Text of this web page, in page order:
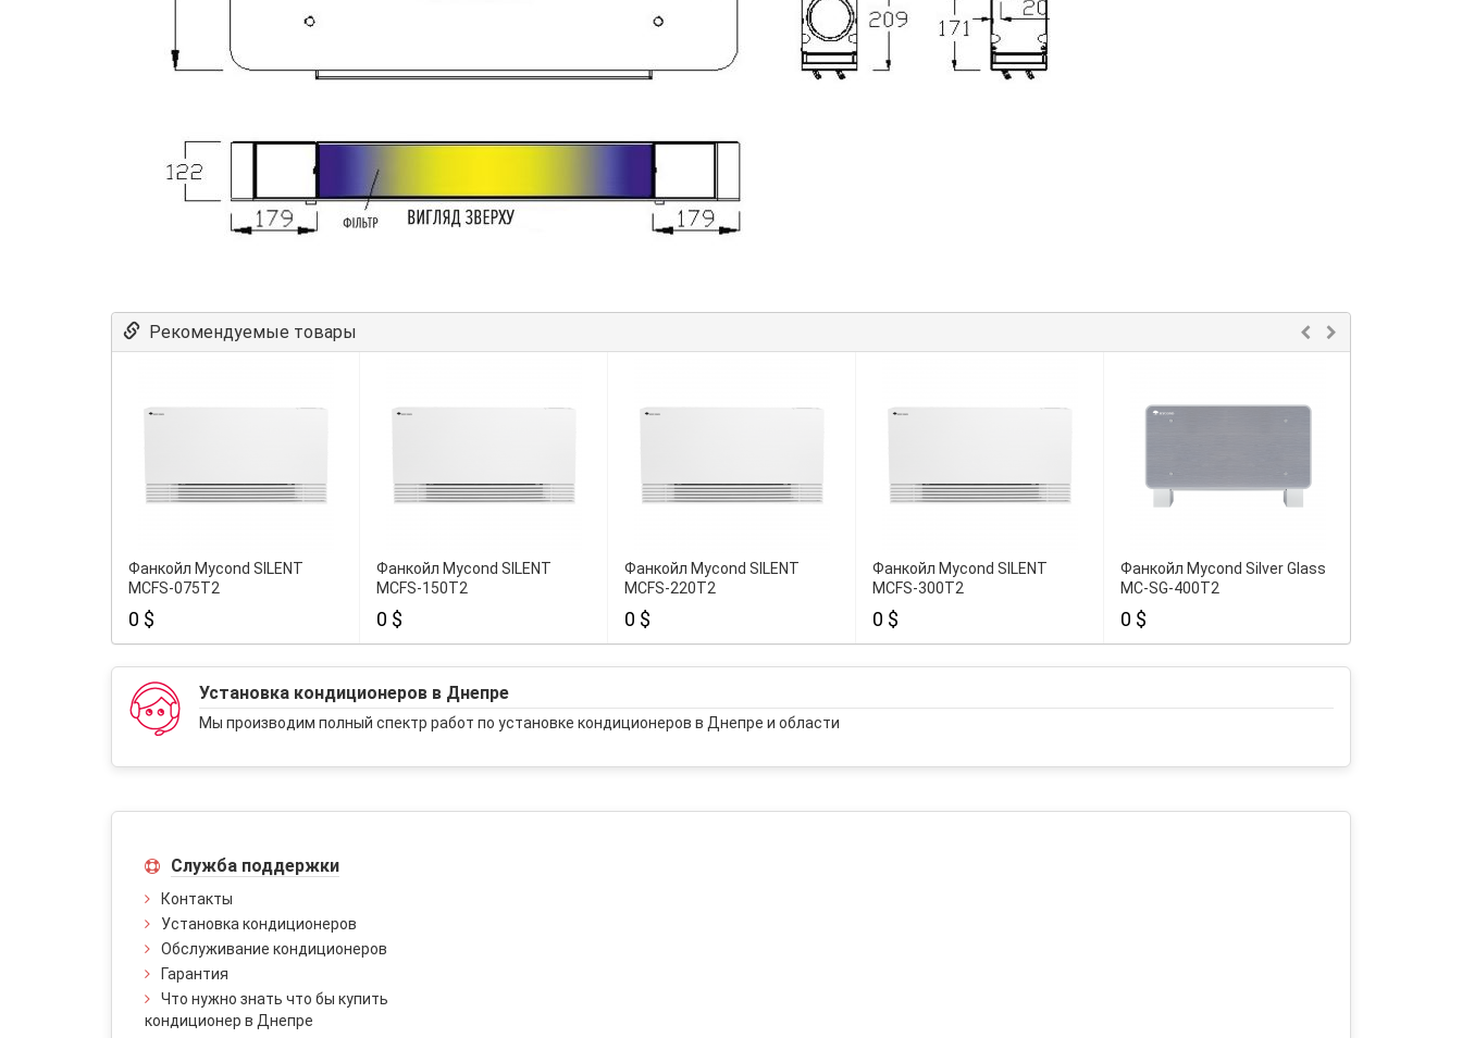
Рекомендуемые товары
Фанкойл Mycond SILENT
MCFS-075T2
0 $
Фанкойл Mycond SILENT
MCFS-150T2
0 $
Фанкойл Mycond SILENT
MCFS-220T2
0 $
Фанкойл Mycond SILENT
MCFS-300T2
0 $
Фанкойл Mycond Silver Glass
MC-SG-400T2
0 $
Установка кондиционеров в Днепре
Мы производим полный спектр работ по установке кондиционеров в Днепре и области
Служба поддержки
Контакты
Установка кондиционеров
Обслуживание кондиционеров
Гарантия
Что нужно знать что бы купить
кондиционер в Днепре